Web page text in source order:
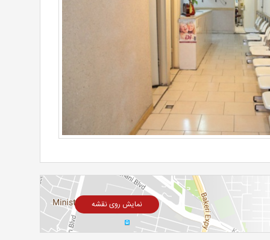
نمایش روی نقشه